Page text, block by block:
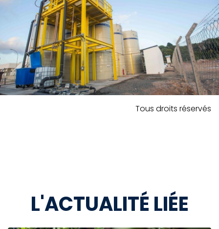
Tous droits réservés
L'ACTUALITÉ LIÉE